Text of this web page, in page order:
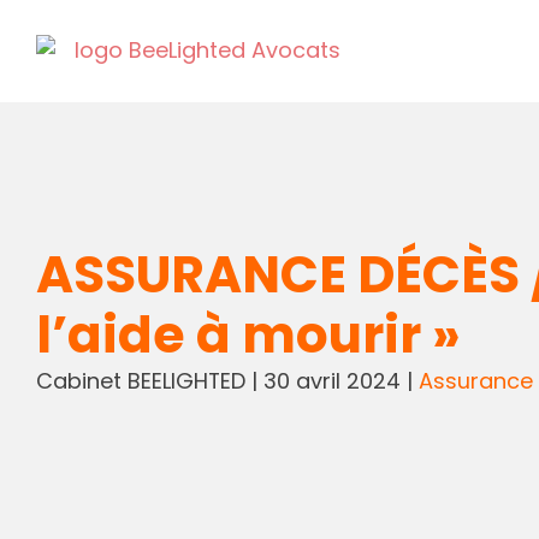
ASSURANCE
l’aide à mourir »
Cabinet BEELIGHTED| 30 avril 2024 | Assurance